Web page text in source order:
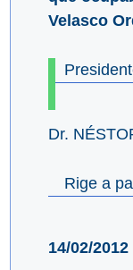
Velasco
Dr.
Rige a
14/02/2012